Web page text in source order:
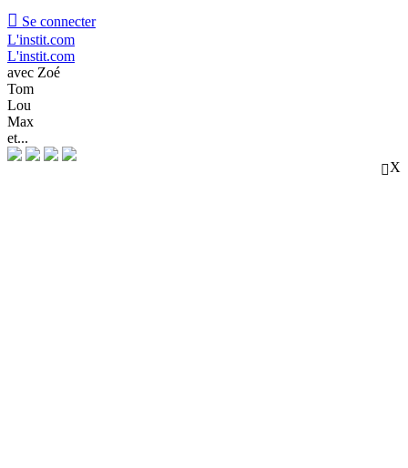
 Se connecter
L'instit.com
L'instit.com
avec Zoé
Tom
Lou
Max
et...
X
